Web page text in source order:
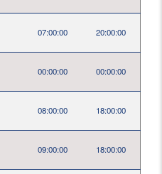
07:00:00 20:00:00
00:00:00 00:00:00
08:00:00 18:00:00
09:00:00 18:00:00